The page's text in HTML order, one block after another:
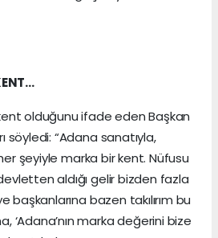
olduğunu ifade eden Başkan
söyledi: “Adana sanatıyla,
şeyiyle marka bir kent. Nüfusu
aldığı gelir bizden fazla
başkanlarına bazen takılırım bu
‘Adana’nın marka değerini bize